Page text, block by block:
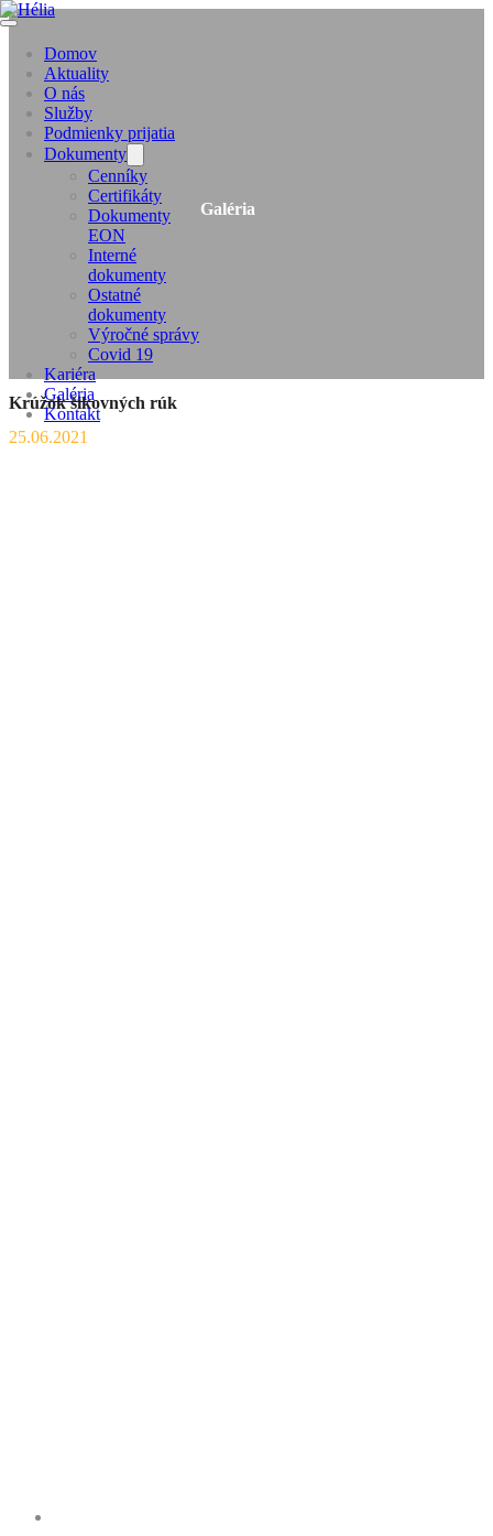
Domov
Aktuality
O nás
Služby
Podmienky prijatia
Dokumenty
Cenníky
Certifikáty
Dokumenty
EON
Interné
dokumenty
Ostatné
dokumenty
Výročné správy
Covid 19
Kariéra
Galéria
Kontakt
Galéria
Krúžok šikovných rúk
25.06.2021